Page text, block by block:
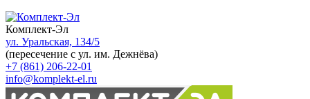
Комплект-Эл
ул. Уральская, 134/5
(пересечение с ул. им. Дежнёва)
+7 (861) 206-22-01
info@komplekt-el.ru